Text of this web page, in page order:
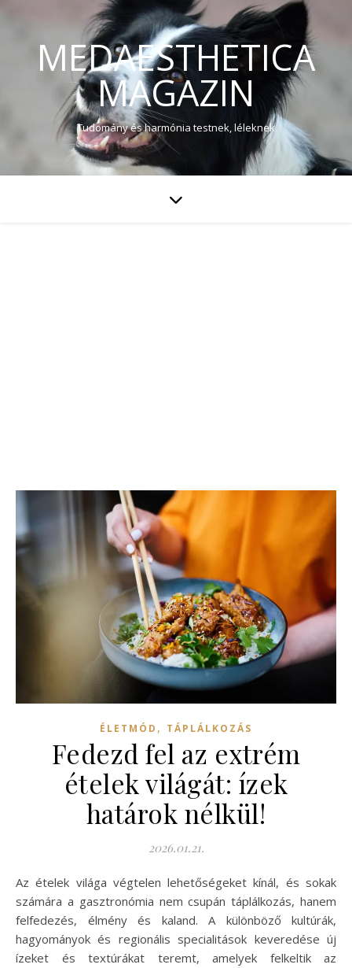
MEDAESTHETICA
MAGAZIN
Tudomány és harmónia testnek, léleknek
ÉLETMÓD , TÁPLÁLKOZÁS
Fedezd fel az extrém
ételek világát: ízek
határok nélkül!
2026.01.21.
Az ételek világa végtelen lehetőségeket kínál, és sokak
számára a gasztronómia nem csupán táplálkozás, hanem
felfedezés, élmény és kaland. A különböző kultúrák,
hagyományok és regionális specialitások keveredése új
ízeket és textúrákat teremt, amelyek felkeltik az